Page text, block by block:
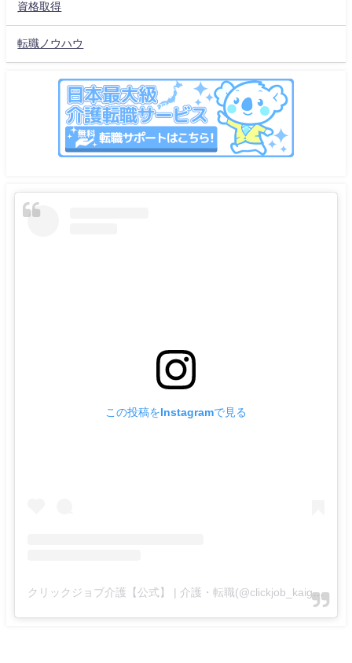
資格取得
転職ノウハウ
この投稿をInstagramで見る
クリックジョブ介護【公式】 | 介護・転職(@clickjob_kaigo_official)がシェアした投稿